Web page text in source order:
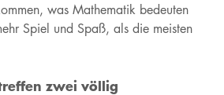
was Mathematik bedeuten
Spiel und Spaß, als die meisten
zwei völlig